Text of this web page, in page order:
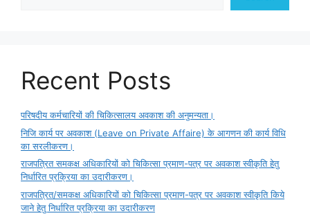
Recent Posts
परिषदीय कर्मचारियों की चिकित्सालय अवकाश की अनुमन्यता।
निजि कार्य पर अवकाश (Leave on Private Affaire) के आगणन की कार्य विधि
का सरलीकरण।
राजपत्रित समकक्ष अधिकारियों को चिकित्सा प्रमाण-पत्र पर अवकाश स्वीकृति हेतु
निर्धारित प्रक्रिया का उदारीकरण।
राजपत्रित/समकक्ष अधिकारियों को चिकित्सा प्रमाण-पत्र पर अवकाश स्वीकृति किये
जाने हेतु निर्धारित प्रक्रिया का उदारीकरण